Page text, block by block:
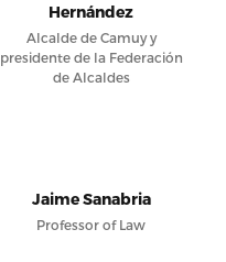
Hernández
Alcalde de Camuy y
presidente de la Federación
de Alcaldes
Jaime Sanabria
Professor of Law